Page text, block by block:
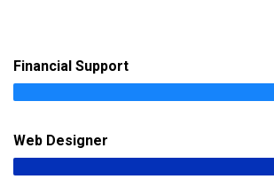
Financial Support
Web Designer